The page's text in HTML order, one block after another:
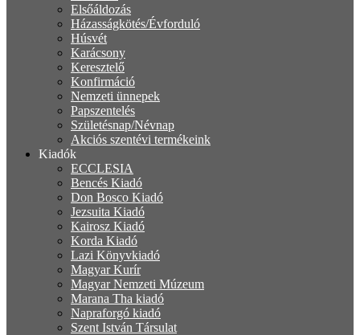
Elsőáldozás
Házasságkötés/Évforduló
Húsvét
Karácsony
Keresztelő
Konfirmáció
Nemzeti ünnepek
Papszentelés
Születésnap/Névnap
Akciós szentévi termékeink
Kiadók
ECCLESIA
Bencés Kiadó
Don Bosco Kiadó
Jezsuita Kiadó
Kairosz Kiadó
Korda Kiadó
Lazi Könyvkiadó
Magyar Kurír
Magyar Nemzeti Múzeum
Marana Tha kiadó
Napraforgó kiadó
Szent István Társulat